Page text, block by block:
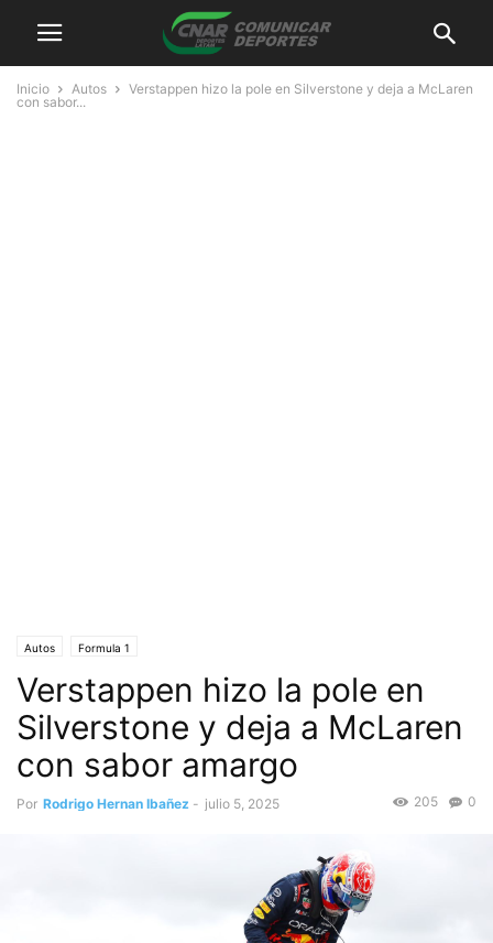
Inicio Autos
Verstappen hizo la pole en Silverstone y deja a McLaren
con sabor...
Autos Formula 1
Verstappen hizo la pole en
Silverstone y deja a McLaren
con sabor amargo
Por Rodrigo Hernan Ibañez - julio 5, 2025 0
205